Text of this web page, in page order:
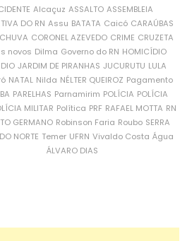
Alcaçuz ASSALTO ASSEMBLEIA
DO RN Assu BATATA Caicó CARAÚBAS
CORONEL AZEVEDO CRIME CRUZETA
novos Dilma Governo do RN HOMICÍDIO
JARDIM DE PIRANHAS JUCURUTU LULA
NATAL Nilda NÉLTER QUEIROZ Pagamento
PARELHAS Parnamirim POLÍCIA POLÍCIA
MILITAR Política PRF RAFAEL MOTTA RN
GERMANO Robinson Faria Roubo SERRA
NORTE Temer UFRN Vivaldo Costa Água
ÁLVARO DIAS